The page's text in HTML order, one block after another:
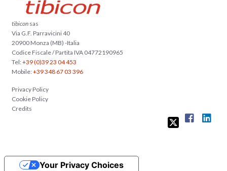
tibicon sas
Via G.F. Parravicini 40
20900 Monza (MB) -Italia
Codice Fiscale / Partita IVA 04772190965
Tel:+39 (0)39 23 04 453
Mobile:+39 348 67 03 396
Privacy Policy
Cookie Policy
Credits
Your Privacy Choices